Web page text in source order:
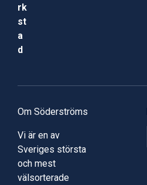
rk
st
a
d
Om Söderströms
Vi är en av
Sveriges största
och mest
välsorterade